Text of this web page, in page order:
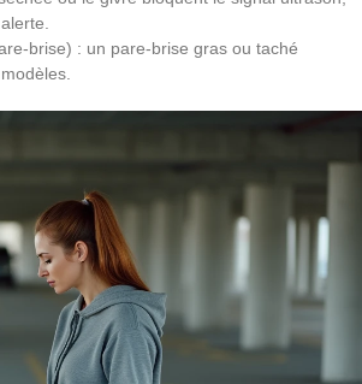
brise) : un pare-brise gras ou taché